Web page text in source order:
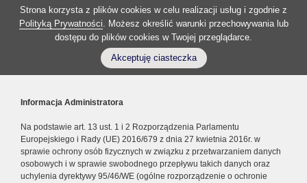
Strona korzysta z plików cookies w celu realizacji usług i zgodnie z
Polityką Prywatności. Możesz określić warunki przechowywania lub
dostępu do plików cookies w Twojej przeglądarce.
Akceptuję ciasteczka
Informacja Administratora
Na podstawie art. 13 ust. 1 i 2 Rozporządzenia Parlamentu
Europejskiego i Rady (UE) 2016/679 z dnia 27 kwietnia 2016r. w
sprawie ochrony osób fizycznych w związku z przetwarzaniem danych
osobowych i w sprawie swobodnego przepływu takich danych oraz
uchylenia dyrektywy 95/46/WE (ogólne rozporządzenie o ochronie